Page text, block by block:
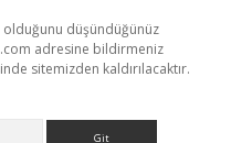
olduğunu düşündüğünüz
adresine bildirmeniz
sitemizden kaldırılacaktır.